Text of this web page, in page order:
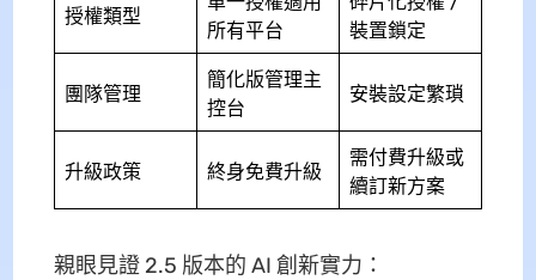
授權類型
所有平台
裝置鎖定
團隊管理
簡化版管理主
控台
安裝設定繁瑣
升級政策 終身免費升級
需付費升級或
續訂新方案
親眼見證 2.5 版本的 AI 創新實力：